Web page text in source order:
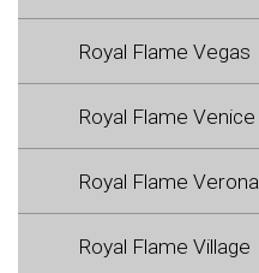
Royal Flame Vegas
Royal Flame Venice
Royal Flame Verona
Royal Flame Village